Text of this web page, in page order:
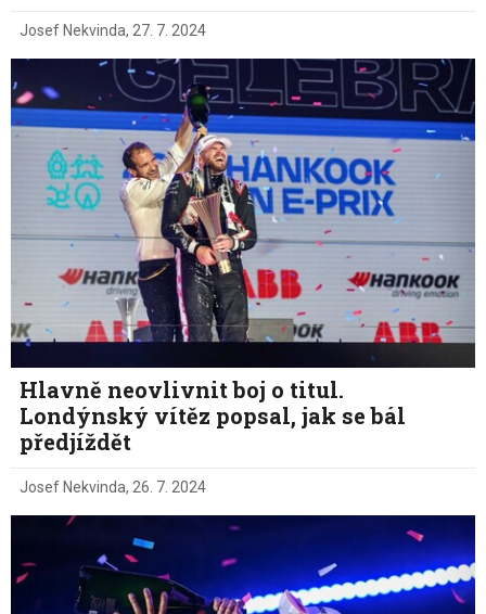
Josef Nekvinda, 27. 7. 2024
Hlavně neovlivnit boj o titul.
Londýnský vítěz popsal, jak se bál
předjíždět
Josef Nekvinda, 26. 7. 2024